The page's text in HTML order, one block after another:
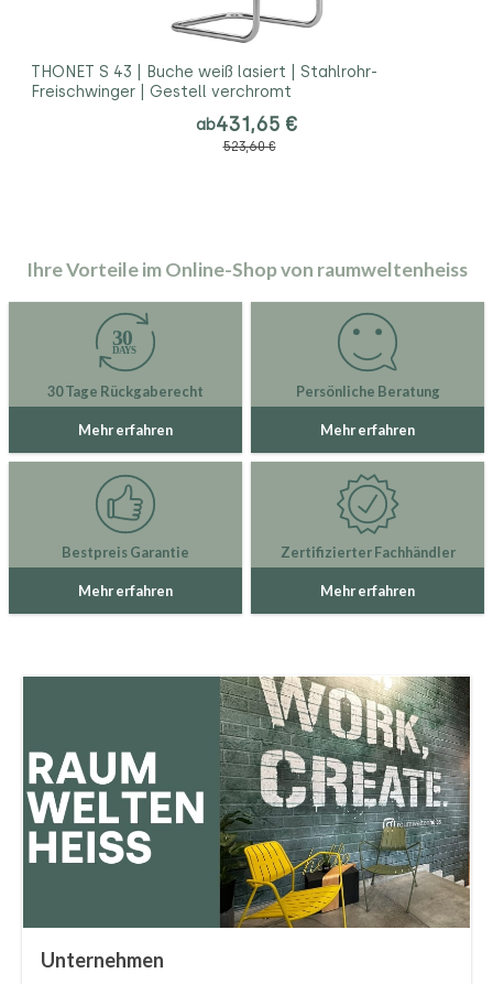
THONET S 43 | Buche weiß lasiert | Stahlrohr-
Freischwinger | Gestell verchromt
ab431,65 €
523,60 €
Ihre Vorteile im Online-Shop von raumweltenheiss
30 Tage Rückgaberecht
Mehr erfahren
Persönliche Beratung
Mehr erfahren
Bestpreis Garantie
Mehr erfahren
Zertifizierter Fachhändler
Mehr erfahren
Unternehmen